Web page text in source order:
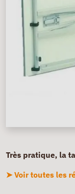
Très pratique, la
➤ Voir toutes les